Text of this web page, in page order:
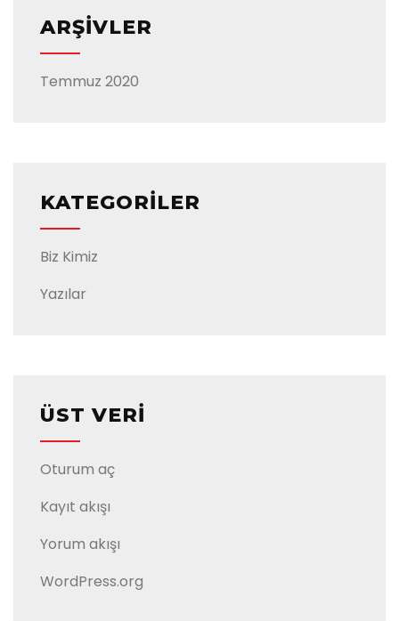
ARŞIVLER
Temmuz 2020
KATEGORILER
Biz Kimiz
Yazılar
ÜST VERI
Oturum aç
Kayıt akışı
Yorum akışı
WordPress.org